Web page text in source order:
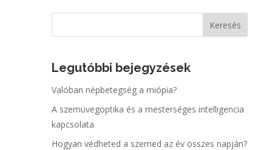
Legutóbbi bejegyzések
Valóban népbetegség a miópia?
A szemüvegoptika és a mesterséges intelligencia
kapcsolata
Hogyan védheted a szemed az év összes napján?